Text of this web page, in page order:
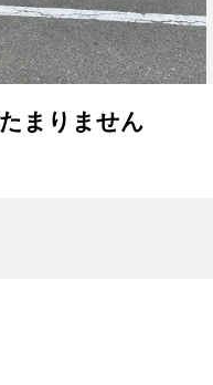
まりません